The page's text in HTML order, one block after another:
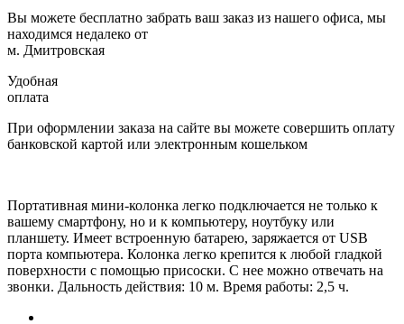
Вы можете бесплатно забрать ваш заказ из нашего офиса, мы
находимся недалеко от
м. Дмитровская
Удобная
оплата
При оформлении заказа на сайте вы можете совершить оплату
банковской картой или электронным кошельком
Портативная мини-колонка легко подключается не только к
вашему смартфону, но и к компьютеру, ноутбуку или
планшету. Имеет встроенную батарею, заряжается от USB
порта компьютера. Колонка легко крепится к любой гладкой
поверхности с помощью присоски. С нее можно отвечать на
звонки. Дальность действия: 10 м. Время работы: 2,5 ч.